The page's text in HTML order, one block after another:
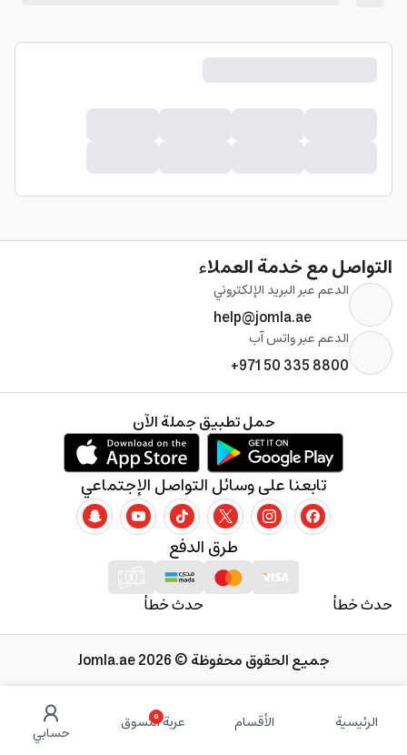
الرئيسية الأقسام 0
عربة التسوق حسابي
التواصل مع خدمة العملاء
الدعم عبر البريد الإلكتروني
help@jomla.ae
الدعم عبر واتس آب
+971 50 335 8800
حدث خطأ حدث خطأ
طرق الدفع
تابعنا على وسائل التواصل الإجتماعي
حمل تطبيق جملة الآن
جميع الحقوق محفوظة © 2026 Jomla.ae